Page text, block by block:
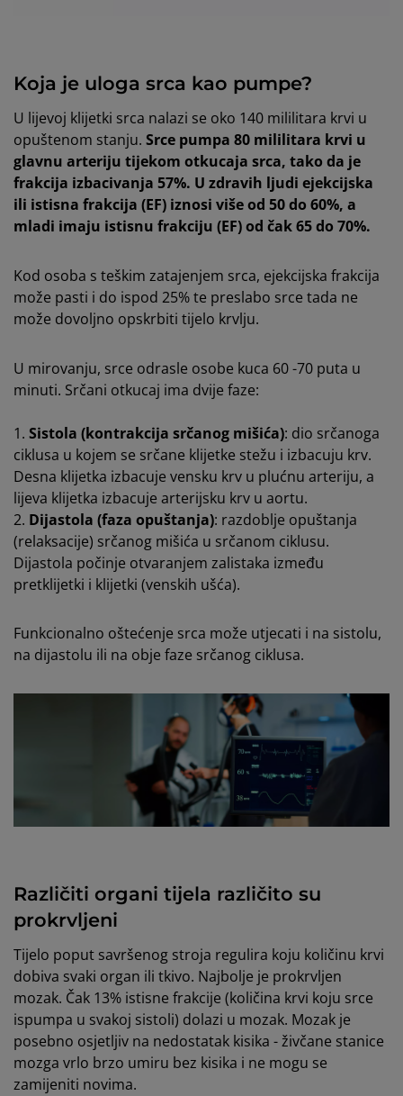
Koja je uloga srca kao pumpe?
U lijevoj klijetki srca nalazi se oko 140 mililitara krvi u
opuštenom stanju. Srce pumpa 80 mililitara krvi u
glavnu arteriju tijekom otkucaja srca, tako da je
frakcija izbacivanja 57%. U zdravih ljudi ejekcijska
ili istisna frakcija (EF) iznosi više od 50 do 60%, a
mladi imaju istisnu frakciju (EF) od čak 65 do 70%.
Kod osoba s teškim zatajenjem srca, ejekcijska frakcija
može pasti i do ispod 25% te preslabo srce tada ne
može dovoljno opskrbiti tijelo krvlju.
U mirovanju, srce odrasle osobe kuca 60 -70 puta u
minuti. Srčani otkucaj ima dvije faze:
1. Sistola (kontrakcija srčanog mišića): dio srčanoga
ciklusa u kojem se srčane klijetke stežu i izbacuju krv.
Desna klijetka izbacuje vensku krv u plućnu arteriju, a
lijeva klijetka izbacuje arterijsku krv u aortu.
2. Dijastola (faza opuštanja): razdoblje opuštanja
(relaksacije) srčanog mišića u srčanom ciklusu.
Dijastola počinje otvaranjem zalistaka između
pretklijetki i klijetki (venskih ušća).
Funkcionalno oštećenje srca može utjecati i na sistolu,
na dijastolu ili na obje faze srčanog ciklusa.
Različiti organi tijela različito su
prokrvljeni
Tijelo poput savršenog stroja regulira koju količinu krvi
dobiva svaki organ ili tkivo. Najbolje je prokrvljen
mozak. Čak 13% istisne frakcije (količina krvi koju srce
ispumpa u svakoj sistoli) dolazi u mozak. Mozak je
posebno osjetljiv na nedostatak kisika - živčane stanice
mozga vrlo brzo umiru bez kisika i ne mogu se
zamijeniti novima.